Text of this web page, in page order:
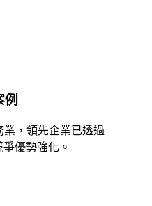
，領先企業已透過
優勢強化。